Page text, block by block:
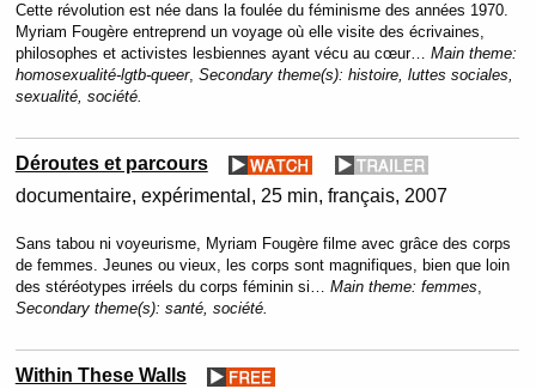
Cette révolution est née dans la foulée du féminisme des années 1970.
Myriam Fougère entreprend un voyage où elle visite des écrivaines,
philosophes et activistes lesbiennes ayant vécu au cœur… Main theme:
homosexualité-lgtb-queer, Secondary theme(s): histoire, luttes sociales,
sexualité, société.
Déroutes et parcours
documentaire, expérimental
25 min français 2007
Sans tabou ni voyeurisme, Myriam Fougère filme avec grâce des corps
de femmes. Jeunes ou vieux, les corps sont magnifiques, bien que loin
des stéréotypes irréels du corps féminin si… Main theme: femmes,
Secondary theme(s): santé, société.
Within These Walls